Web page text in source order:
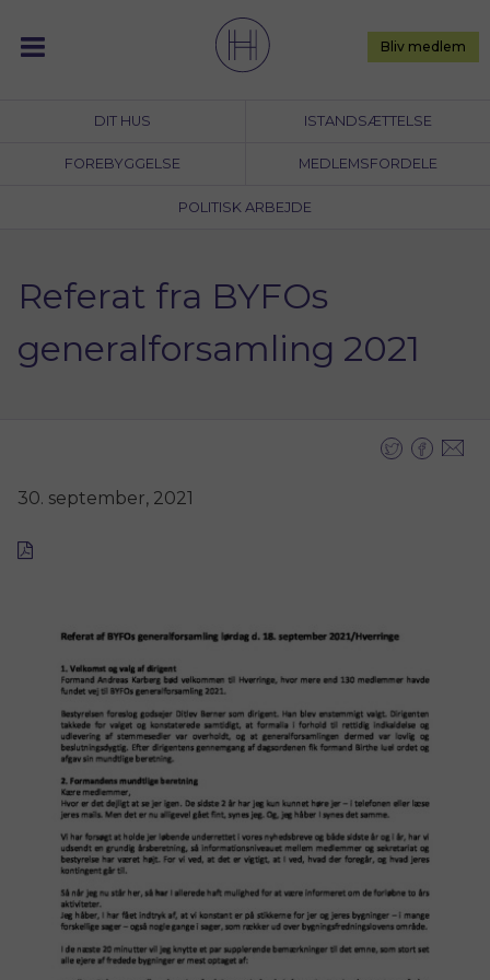
content
DIT HUS ISTANDSÆTTELSE
FOREBYGGELSE MEDLEMSFORDELE
POLITISK ARBEJDE
Bliv medlem
Referat fra BYFOs
generalforsamling 2021
30. september, 2021